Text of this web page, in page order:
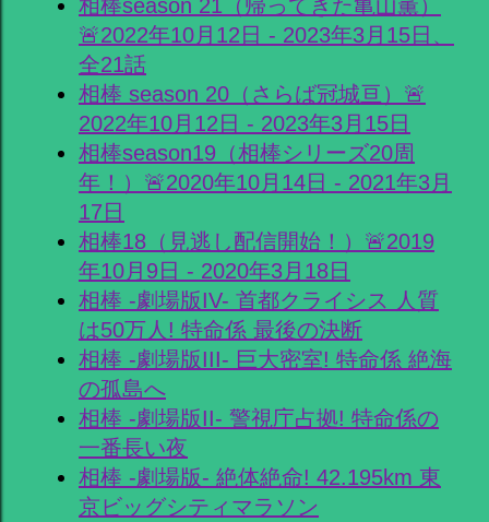
相棒season 21（帰ってきた亀山薫）
🚨2022年10月12日 - 2023年3月15日、
全21話
相棒 season 20（さらば冠城亘）🚨
2022年10月12日 - 2023年3月15日
相棒season19（相棒シリーズ20周
年！）🚨2020年10月14日 - 2021年3月
17日
相棒18（見逃し配信開始！）🚨2019
年10月9日 - 2020年3月18日
相棒 -劇場版IV- 首都クライシス 人質
は50万人! 特命係 最後の決断
相棒 -劇場版III- 巨大密室! 特命係 絶海
の孤島へ
相棒 -劇場版II- 警視庁占拠! 特命係の
一番長い夜
相棒 -劇場版- 絶体絶命! 42.195km 東
京ビッグシティマラソン